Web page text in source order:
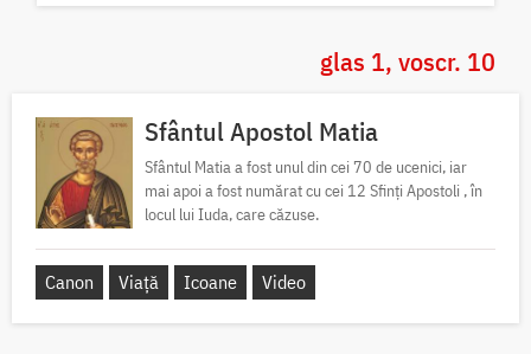
glas 1, voscr. 10
Sfântul Apostol Matia
Sfântul Matia a fost unul din cei 70 de ucenici, iar
mai apoi a fost numărat cu cei 12 Sfinți Apostoli , în
locul lui Iuda, care căzuse.
Canon Viață Icoane Video